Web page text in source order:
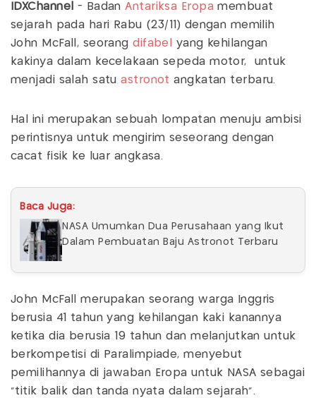
IDXChannel - BadanAntariksa Eropa membuat
sejarah pada hari Rabu (23/11) dengan memilih
John McFall, seorangdifabel
yang kehilangan
kakinya dalam kecelakaan sepeda motor, untuk
menjadi salah satuastronot angkatan terbaru.
Hal ini merupakan sebuah lompatan menuju ambisi
perintisnya untuk mengirim seseorang dengan
cacat fisik ke luar angkasa.
Baca Juga:
NASA Umumkan Dua Perusahaan yang Ikut
Dalam Pembuatan Baju Astronot Terbaru
John McFall merupakan seorang warga Inggris
berusia 41 tahun yang kehilangan kaki kanannya
ketika dia berusia 19 tahun dan melanjutkan untuk
berkompetisi di Paralimpiade, menyebut
pemilihannya di jawaban Eropa untuk NASA sebagai
"titik balik dan tanda nyata dalam sejarah”.